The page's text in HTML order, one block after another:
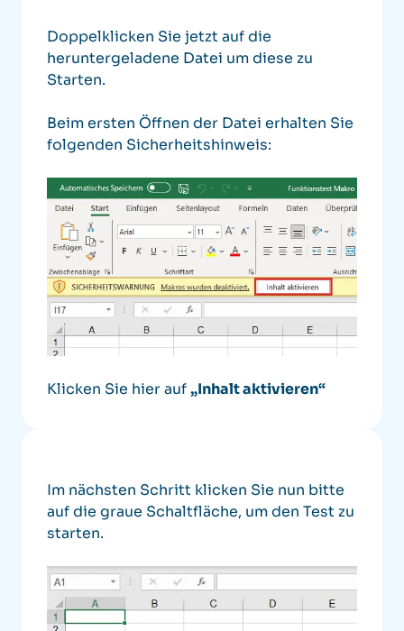
Doppelklicken Sie jetzt auf die
heruntergeladene Datei um diese zu
Starten.
Beim ersten Öffnen der Datei erhalten Sie
folgenden Sicherheitshinweis:
Klicken Sie hier auf„Inhalt aktivieren“
Im nächsten Schritt klicken Sie nun bitte
auf die graue Schaltfläche, um den Test zu
starten.